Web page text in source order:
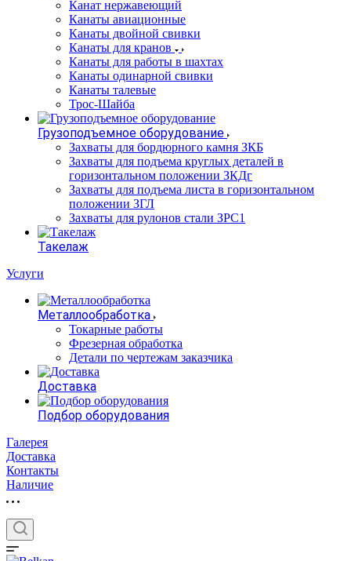
Канат нержавеющий
Канаты авиационные
Канаты двойной свивки
Канаты для кранов
Канаты для работы в шахтах
Канаты одинарной свивки
Канаты талевые
Трос-Шайба
Грузоподъемное оборудование
Захваты для бордюрного камня ЗКБ
Захваты для подъема круглых деталей в
горизонтальном положении ЗКДг
Захваты для подъема листа в горизонтальном
положении ЗГЛ
Захваты для рулонов стали ЗРС1
Такелаж
Услуги
Металлообработка
Токарные работы
Фрезерная обработка
Детали по чертежам заказчика
Доставка
Подбор оборудования
Галерея
Доставка
Контакты
Наличие